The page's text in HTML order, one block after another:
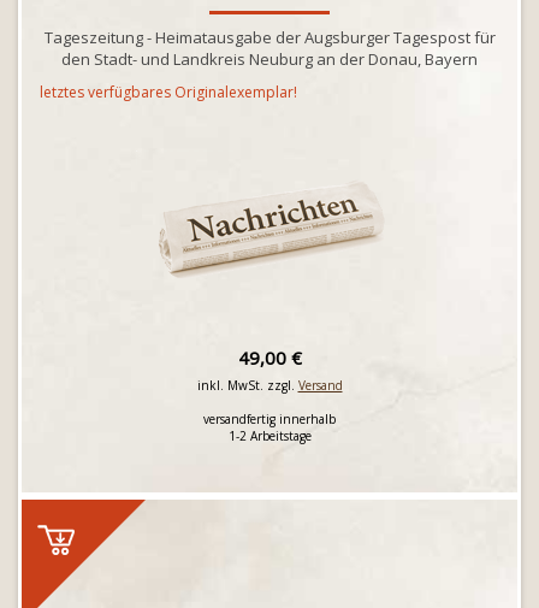
Tageszeitung - Heimatausgabe der Augsburger Tagespost für
den Stadt- und Landkreis Neuburg an der Donau, Bayern
letztes verfügbares Originalexemplar!
49,00 €
inkl. MwSt. zzgl. Versand
versandfertig innerhalb
1-2 Arbeitstage